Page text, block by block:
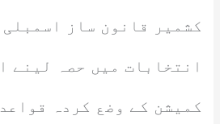
کشمیر قانون ساز
انتخابات میں حصہ لینے
کمیشن کے وضع کردہ